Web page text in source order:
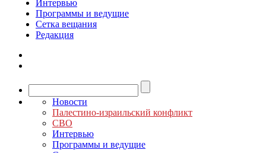
Интервью
Программы и ведущие
Сетка вещания
Редакция
Новости
Палестино-израильский конфликт
СВО
Интервью
Программы и ведущие